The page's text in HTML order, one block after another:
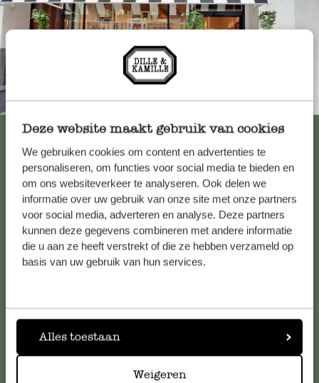
Deze website maakt gebruik van cookies
We gebruiken cookies om content en advertenties te
personaliseren, om functies voor social media te bieden en
om ons websiteverkeer te analyseren. Ook delen we
informatie over uw gebruik van onze site met onze partners
voor social media, adverteren en analyse. Deze partners
kunnen deze gegevens combineren met andere informatie
die u aan ze heeft verstrekt of die ze hebben verzameld op
basis van uw gebruik van hun services.
Alles toestaan
Weigeren
Immer in der Nähe
Alle 62 Geschäfte anzeigen
Kundenservice/Hilfe
Falls Sie Fragen haben oder Tipps und Hilfe brauchen, wenden
Sie sich bitte an unseren Kundenservice. Oder lesen Sie hier
die Antworten aufhäufig gestellte Fragen
kundenservice@dille-kamille.at